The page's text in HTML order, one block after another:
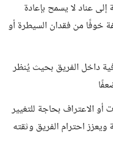
عناد لا يسمح بإعادة
خوفًا من فقدان السيطرة أو
داخل الفريق بحيث يُنظر
أو الاعتراف بحاجة للتغيير
احترام الفريق وثقته